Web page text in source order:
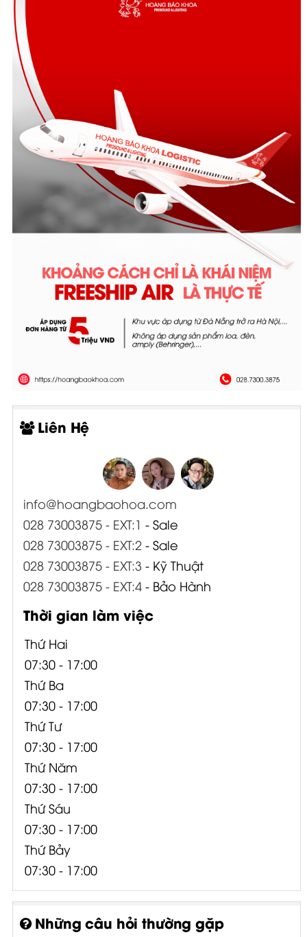
Liên Hệ
info@hoangbaohoa.com
028 73003875 - EXT:1 - Sale
028 73003875 - EXT:2- Sale
028 73003875 - EXT:3 - Kỹ Thuật
028 73003875 - EXT:4- Bảo Hành
Thời gian làm việc
Thứ Hai
07:30 - 17:00
Thứ Ba
07:30 - 17:00
Thứ Tư
07:30 - 17:00
Thứ Năm
07:30 - 17:00
Thứ Sáu
07:30 - 17:00
Thứ Bảy
07:30 - 17:00
Những câu hỏi thường gặp